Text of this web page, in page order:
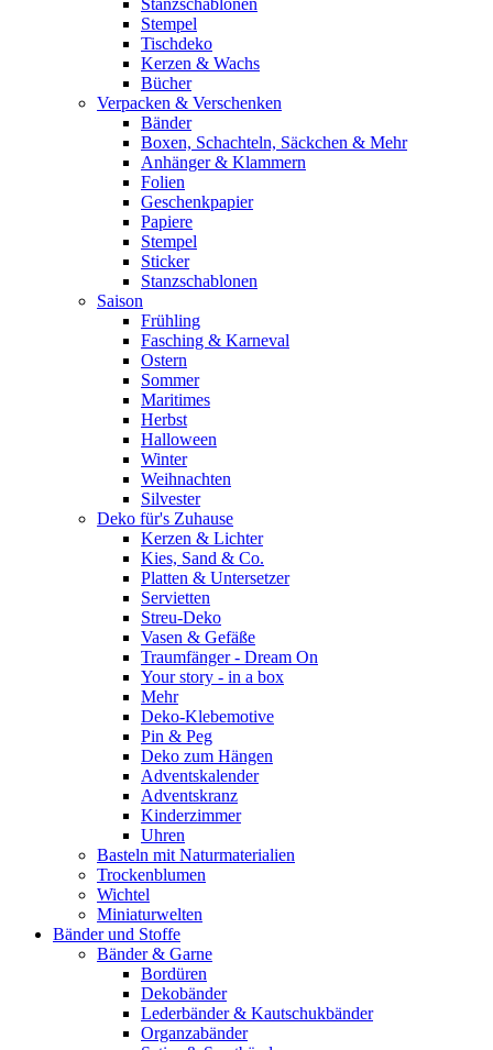
Stanzschablonen
Stempel
Tischdeko
Kerzen & Wachs
Bücher
Verpacken & Verschenken
Bänder
Boxen, Schachteln, Säckchen & Mehr
Anhänger & Klammern
Folien
Geschenkpapier
Papiere
Stempel
Sticker
Stanzschablonen
Saison
Frühling
Fasching & Karneval
Ostern
Sommer
Maritimes
Herbst
Halloween
Winter
Weihnachten
Silvester
Deko für's Zuhause
Kerzen & Lichter
Kies, Sand & Co.
Platten & Untersetzer
Servietten
Streu-Deko
Vasen & Gefäße
Traumfänger - Dream On
Your story - in a box
Mehr
Deko-Klebemotive
Pin & Peg
Deko zum Hängen
Adventskalender
Adventskranz
Kinderzimmer
Uhren
Basteln mit Naturmaterialien
Trockenblumen
Wichtel
Miniaturwelten
Bänder und Stoffe
Bänder & Garne
Bordüren
Dekobänder
Lederbänder & Kautschukbänder
Organzabänder